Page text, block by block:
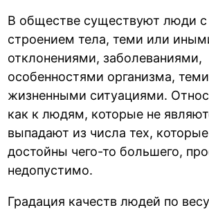
В обществе существуют люди
строением тела, теми или
отклонениями, заболеваниями,
особенностями организма,
жизненными ситуациями.
как к людям, которые не
выпадают из числа тех,
достойны чего-то большего,
недопустимо.
Градация качеств людей по